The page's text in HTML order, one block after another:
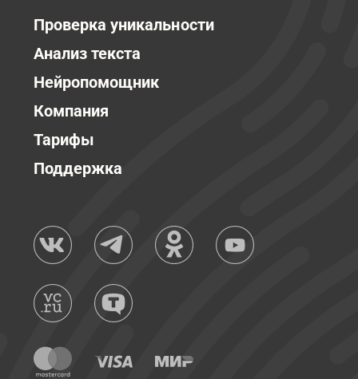
Проверка уникальности
Анализ текста
Нейропомощник
Компания
Тарифы
Поддержка